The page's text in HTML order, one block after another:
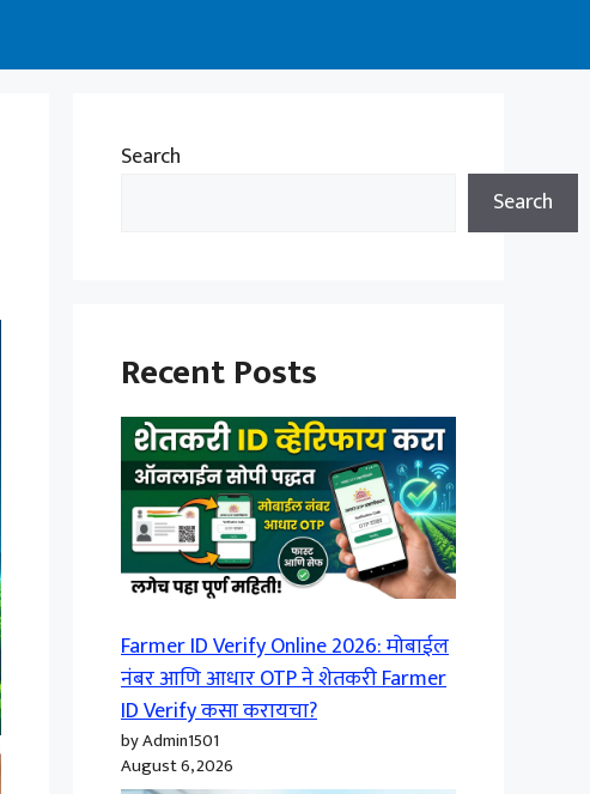
Search
Search
Recent Posts
Farmer ID Verify Online 2026: मोबाईल
नंबर आणि आधार OTP ने शेतकरी Farmer
ID Verify कसा करायचा?
by Admin1501
August 6, 2026